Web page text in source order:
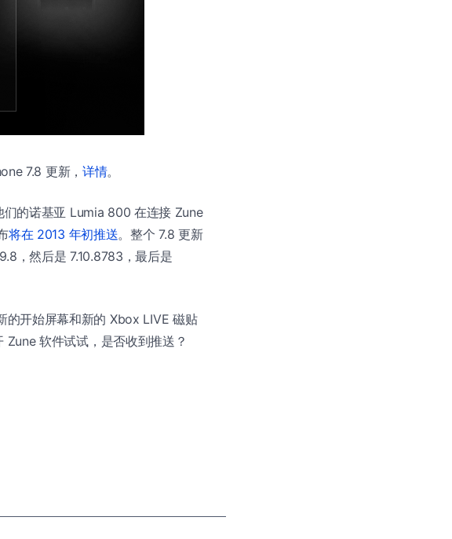
7.8 更新， 详情。
们的诺基亚 Lumia 800 在连接 Zune
将在 2013 年初推送。整个 7.8 更新
，然后是 7.10.8783，最后是
的开始屏幕和新的 Xbox LIVE 磁贴
软件试试，是否收到推送？